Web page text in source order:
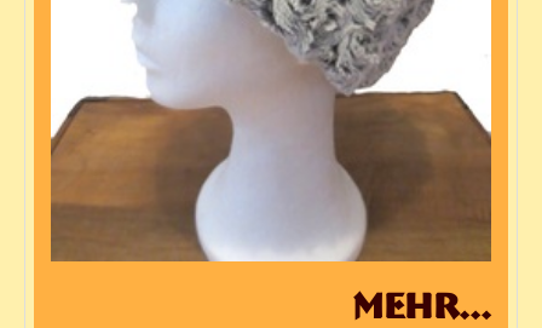
mehr...